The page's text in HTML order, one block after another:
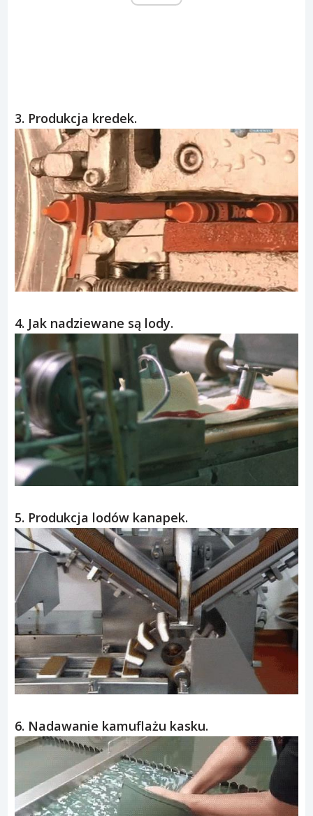
3. Produkcja kredek.
4. Jak nadziewane są lody.
5. Produkcja lodów kanapek.
6. Nadawanie kamuflażu kasku.